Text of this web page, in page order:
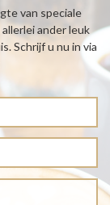
van speciale
ander leuk
Schrijf u nu in via